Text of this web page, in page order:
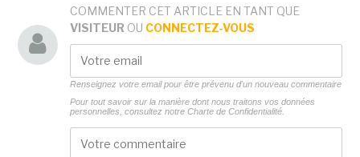
COMMENTER CET ARTICLE EN TANT QUE
VISITEUR OU CONNECTEZ-VOUS
Renseignez votre email pour être prévenu d'un nouveau commentaire
Pour tout savoir sur la manière dont nous traitons vos données
personnelles, consultez notre Charte de Confidentialité.